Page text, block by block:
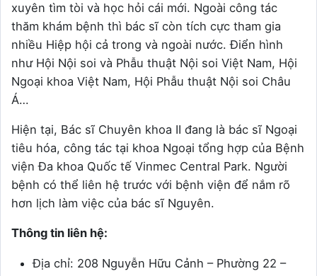
xuyên tìm tòi và học hỏi cái mới. Ngoài công tác
thăm khám bệnh thì bác sĩ còn tích cực tham gia
nhiều Hiệp hội cả trong và ngoài nước. Điển hình
như Hội Nội soi và Phẫu thuật Nội soi Việt Nam, Hội
Ngoại khoa Việt Nam, Hội Phẫu thuật Nội soi Châu
Á…
Hiện tại, Bác sĩ Chuyên khoa II đang là bác sĩ Ngoại
tiêu hóa, công tác tại khoa Ngoại tổng hợp của Bệnh
viện Đa khoa Quốc tế Vinmec Central Park. Người
bệnh có thể liên hệ trước với bệnh viện để nắm rõ
hơn lịch làm việc của bác sĩ Nguyên.
Thông tin liên hệ:
Địa chỉ: 208 Nguyễn Hữu Cảnh – Phường 22 –